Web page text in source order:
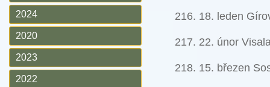
2024
2020
2023
2022
216. 18. leden
217. 22. únor
218. 15. březen